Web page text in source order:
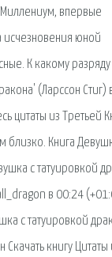
Миллениум, впервые
исчезновения юной
К какому разряду
(Ларссон Стиг)
цитаты из Третьей
близко. Книга
с татуировкой
в 00:24
с татуировкой
книгу Цитаты